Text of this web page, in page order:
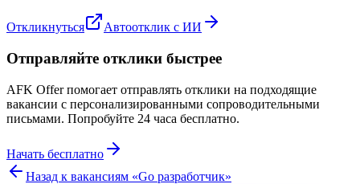
Откликнуться Автоотклик с ИИ
Отправляйте отклики быстрее
AFK Offer помогает отправлять отклики на подходящие
вакансии с персонализированными сопроводительными
письмами. Попробуйте 24 часа бесплатно.
Начать бесплатно
Назад к вакансиям «Go разработчик»